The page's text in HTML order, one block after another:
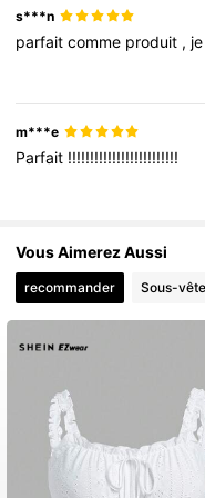
s***n
parfaitcomme produit , je
m***e
Parfait !!!!!!!!!!!!!!!!!!!!!!!!!
Vous Aimerez Aussi
recommander Sous-